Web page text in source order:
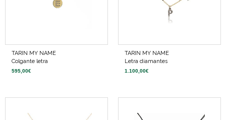
TARIN MY NAME
Colgante letra
595,00€
TARIN MY NAME
Letra diamantes
1.100,00€